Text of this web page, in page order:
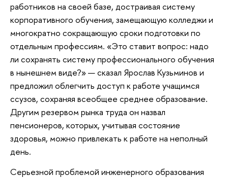
работников на своей базе, достраивая систему
корпоративного обучения, замещающую колледжи и
многократно сокращающую сроки подготовки по
отдельным профессиям. «Это ставит вопрос: надо
ли сохранять систему профессионального обучения
в нынешнем виде?» — сказал Ярослав Кузьминов и
предложил облегчить доступ к работе учащимся
ссузов, сохраняя всеобщее среднее образование.
Другим резервом рынка труда он назвал
пенсионеров, которых, учитывая состояние
здоровья, можно привлекать к работе на неполный
день.
Серьезной проблемой инженерного образования